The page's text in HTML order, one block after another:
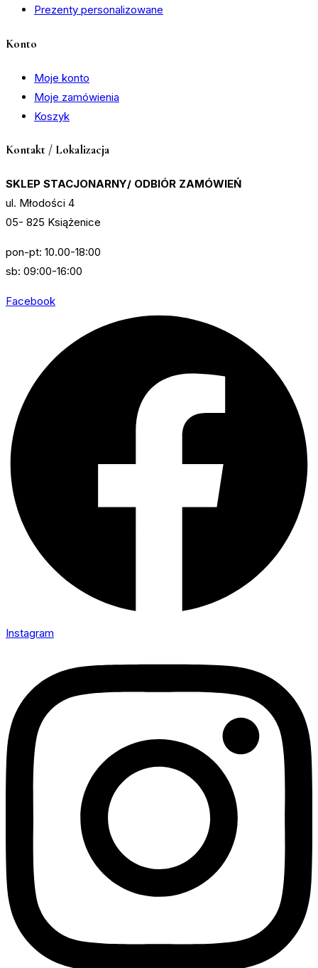
Prezenty personalizowane
Konto
Moje konto
Moje zamówienia
Koszyk
Kontakt / Lokalizacja
SKLEP STACJONARNY/ ODBIÓR ZAMÓWIEŃ
ul. Młodości 4
05- 825 Książenice
pon-pt: 10.00-18:00
sb: 09:00-16:00
Facebook
Instagram